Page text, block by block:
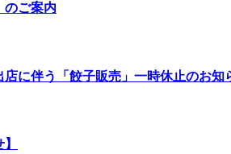
のご案内
店に伴う「餃子販売」一時休止のお知